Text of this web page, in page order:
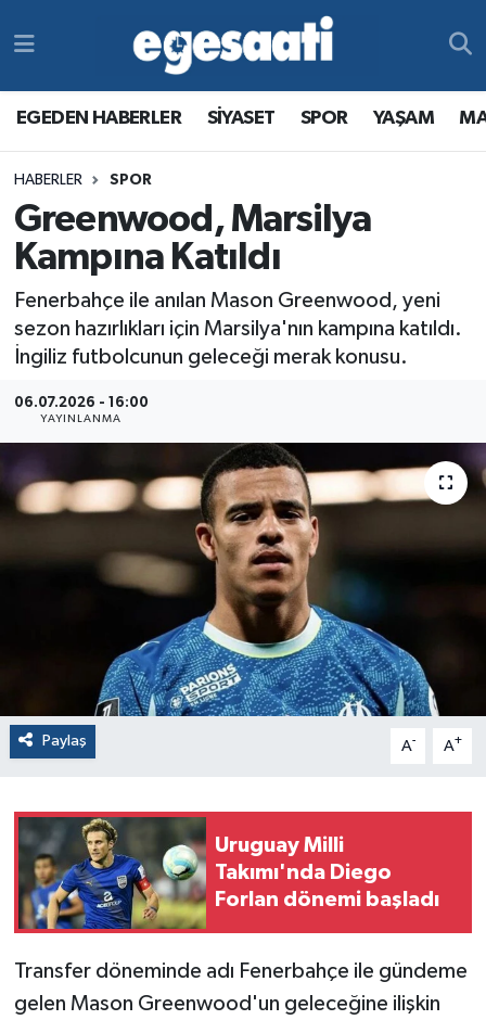
EGEDEN HABERLER SİYASET SPOR YAŞAM
HABERLER SPOR
Greenwood, Marsilya
Kampına Katıldı
Fenerbahçe ile anılan Mason Greenwood, yeni
sezon hazırlıkları için Marsilya'nın kampına katıldı.
İngiliz futbolcunun geleceği merak konusu.
06.07.2026 - 16:00
YAYINLANMA
Paylaş A- A+
Uruguay Milli
Takımı'nda Diego
Forlan dönemi başladı
Transfer döneminde adı Fenerbahçe ile gündeme
gelen Mason Greenwood'un geleceğine ilişkin
MAGAZİN
RESMİ REKLAMLAR
YAŞAM
MAGAZİN
RESMİ REKLAMLAR
Egemax TV
Tüm Manşetler
Son Dakika Haberleri
Haber Arşivi